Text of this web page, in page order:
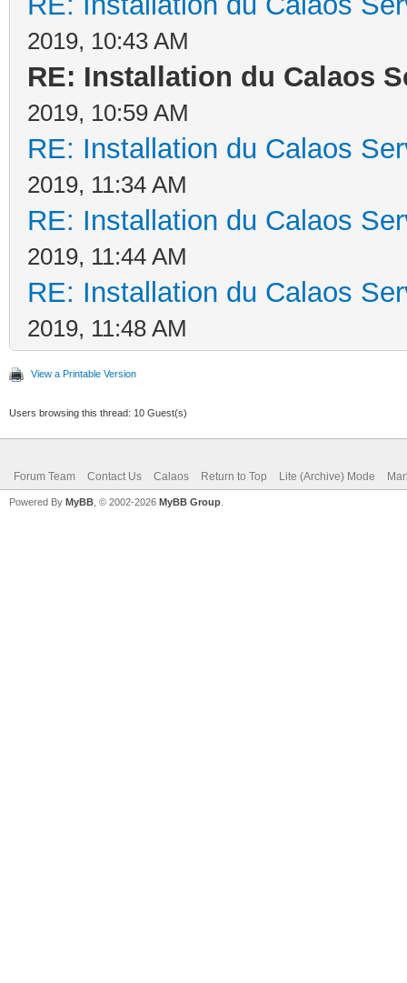
2019, 10:43 AM
RE: Installation du Calaos
2019, 10:59 AM
RE: Installation du Calaos
2019, 11:34 AM
RE: Installation du Calaos
2019, 11:44 AM
RE: Installation du Calaos
2019, 11:48 AM
View a Printable Version
Users browsing this thread: 10 Guest(s)
Forum Team Contact Us Calaos Return to Top Lite (Archive) Mode
Powered By MyBB , © 2002-2026 MyBB Group